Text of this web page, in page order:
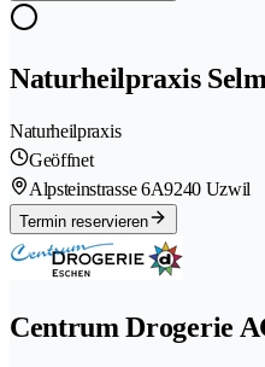
Naturheilpraxis
Naturheilpraxis
Geöffnet
Alpsteinstrasse 6A9240 Uzwil
Termin reservieren
Centrum Drogerie